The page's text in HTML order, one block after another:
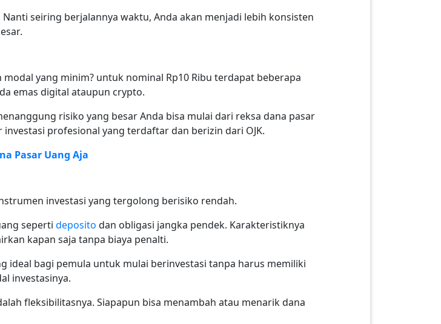
seiring berjalannya waktu, Anda akan menjadi lebih konsisten
yang minim? untuk nominal Rp10 Ribu terdapat beberapa
emas digital ataupun crypto.
risiko yang besar Anda bisa mulai dari reksa dana pasar
profesional yang terdaftar dan berizin dari OJK.
Pasar Uang Aja
investasi yang tergolong berisiko rendah.
seperti deposito dan obligasi jangka pendek. Karakteristiknya
kapan saja tanpa biaya penalti.
ideal bagi pemula untuk mulai berinvestasi tanpa harus memiliki
investasinya.
fleksibilitasnya. Siapapun bisa menambah atau menarik dana